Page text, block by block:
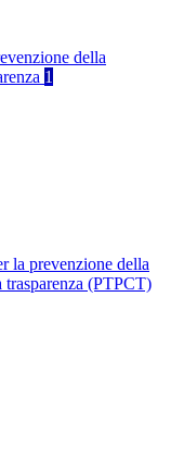
della
1
la prevenzione della
trasparenza (PTPCT)